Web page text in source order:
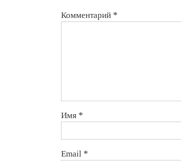
Комментарий *
Имя *
Email *